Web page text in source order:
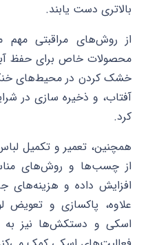
بالاتری دست یابند.
از روش‌های مراقبتی
محصولات خاص برای حفظ
خشک کردن در محیط‌های
آفتاب، و ذخیره سازی در
کرد.
همچنین، تعمیر و تکمیل
از چسب‌ها و روش‌های
افزایش داده و هزینه‌های
علاوه، پاکسازی و تعویض
اسکی و دستکش‌ها نیز به